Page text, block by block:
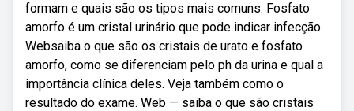
formam e quais são os tipos mais comuns. Fosfato
amorfo é um cristal urinário que pode indicar infecção.
Websaiba o que são os cristais de urato e fosfato
amorfo, como se diferenciam pelo ph da urina e qual a
importância clínica deles. Veja também como o
resultado do exame. Web — saiba o que são cristais